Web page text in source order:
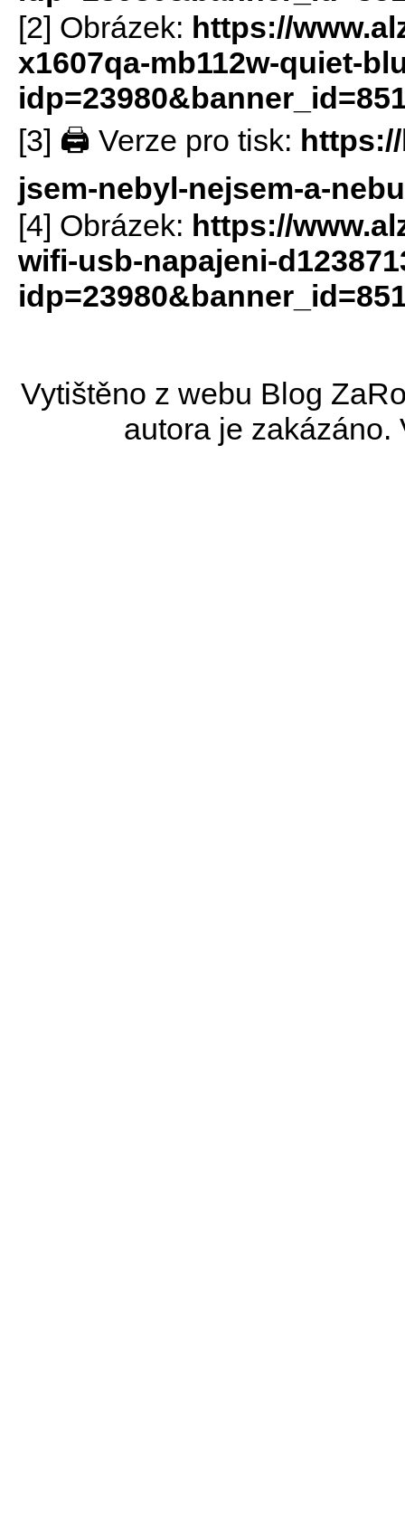
[2] Obrázek: https://
x1607qa-mb112w-quiet-
[3] 🖨 Verze pro tisk:
jsem-nebyl-nejsem-a-
[4] Obrázek: https://
wifi-usb-napajeni-
Vytištěno z webu Blog
autora je zakázáno.